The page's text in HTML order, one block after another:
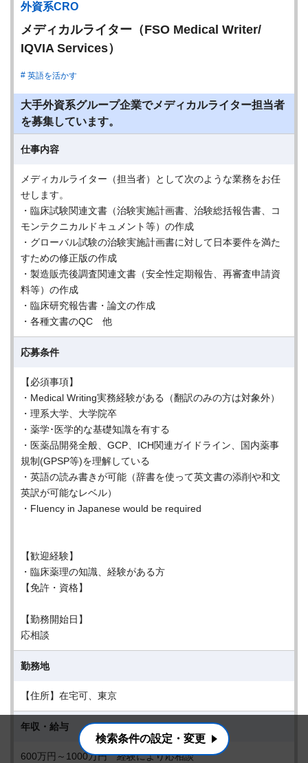
外資系CRO
メディカルライター（FSO Medical Writer/
IQVIA Services）
英語を活かす
大手外資系グループ企業でメディカルライター担当者
を募集しています。
仕事内容
メディカルライター（担当者）として次のような業務をお任
せします。
・臨床試験関連文書（治験実施計画書、治験総括報告書、コ
モンテクニカルドキュメント等）の作成
・グローバル試験の治験実施計画書に対して日本要件を満た
すための修正版の作成
・製造販売後調査関連文書（安全性定期報告、再審査申請資
料等）の作成
・臨床研究報告書・論文の作成
・各種文書のQC 他
応募条件
【必須事項】
・Medical Writing実務経験がある（翻訳のみの方は対象外）
・理系大学、大学院卒
・薬学･医学的な基礎知識を有する
・医薬品開発全般、GCP、ICH関連ガイドライン、国内薬事
規制(GPSP等)を理解している
・英語の読み書きが可能（辞書を使って英文書の添削や和文
英訳が可能なレベル）
・Fluency in Japanese would be required
【歓迎経験】
・臨床薬理の知識、経験がある方
【免許・資格】
【勤務開始日】
応相談
勤務地
【住所】在宅可、東京
年収・給与
600万円～1000万円 経験により応相談
検索条件の設定・変更